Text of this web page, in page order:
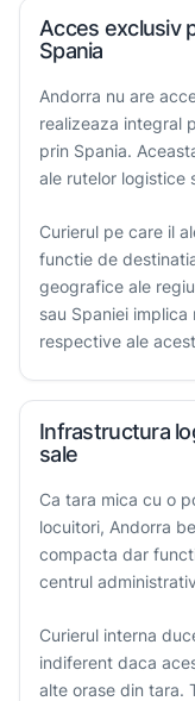
Acces exclusiv
Spania
Andorra nu are
realizeaza integral
prin Spania.
ale rutelor logistice
Curierul pe care il
functie de
geografice ale
sau Spaniei
respective ale
Infrastructura
sale
Ca tara mica cu o
locuitori, Andorra
compacta dar
centrul
Curierul interna
indiferent daca
alte orase din tara.